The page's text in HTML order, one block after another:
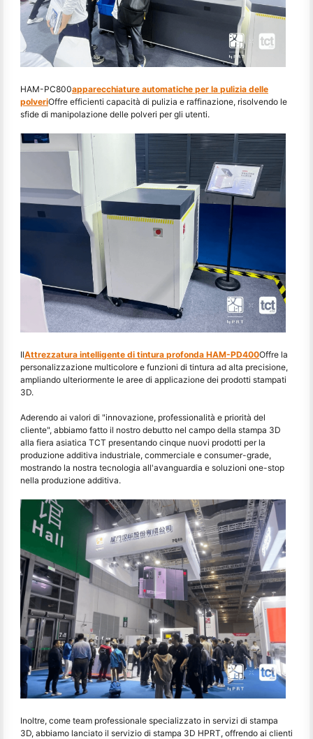
HAM-PC800apparecchiature automatiche per la pulizia delle
polveriOffre efficienti capacità di pulizia e raffinazione, risolvendo le
sfide di manipolazione delle polveri per gli utenti.
IlAttrezzatura intelligente di tintura profonda HAM-PD400Offre la
personalizzazione multicolore e funzioni di tintura ad alta precisione,
ampliando ulteriormente le aree di applicazione dei prodotti stampati
3D.
Aderendo ai valori di "innovazione, professionalità e priorità del
cliente", abbiamo fatto il nostro debutto nel campo della stampa 3D
alla fiera asiatica TCT presentando cinque nuovi prodotti per la
produzione additiva industriale, commerciale e consumer-grade,
mostrando la nostra tecnologia all'avanguardia e soluzioni one-stop
nella produzione additiva.
Inoltre, come team professionale specializzato in servizi di stampa
3D, abbiamo lanciato il servizio di stampa 3D HPRT, offrendo ai clienti